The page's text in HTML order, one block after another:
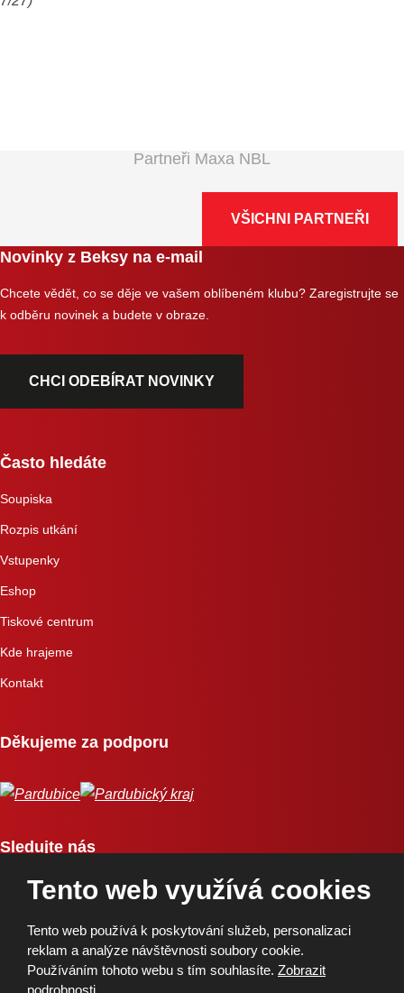
Partneři Maxa NBL
VŠICHNI PARTNEŘI
Novinky z Beksy na e-mail
Chcete vědět, co se děje ve vašem oblíbeném klubu? Zaregistrujte se
k odběru novinek a budete v obraze.
CHCI ODEBÍRAT NOVINKY
Často hledáte
Soupiska
Rozpis utkání
Vstupenky
Eshop
Tiskové centrum
Kde hrajeme
Kontakt
Děkujeme za podporu
Sledujte nás
Copyright © 2026, BK Pardubice, a.s. | Vytvořila eBRÁNA
Tento web využívá cookies
Tento web používá k poskytování služeb, personalizaci
reklam a analýze návštěvnosti soubory cookie.
Používáním tohoto webu s tím souhlasíte. Zobrazit
podrobnosti